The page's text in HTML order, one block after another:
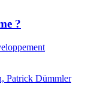
?
Patrick Dümmler